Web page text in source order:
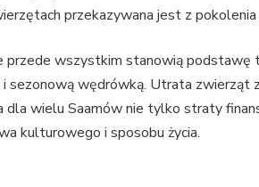
przekazywana jest z
przede wszystkim stanowią podstawę
sezonową wędrówką. Utrata zwierząt
dla wielu Saamów nie tylko straty
kulturowego i sposobu życia.